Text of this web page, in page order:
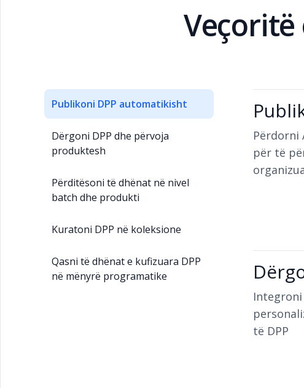
Publikoni DPP automatikisht
Dërgoni DPP dhe përvoja
produktesh
Përditësoni të dhënat në nivel
batch dhe produkti
Kuratoni DPP në koleksione
Qasni të dhënat e kufizuara DPP
në mënyrë programatike
Përdorni
për të
të DPP